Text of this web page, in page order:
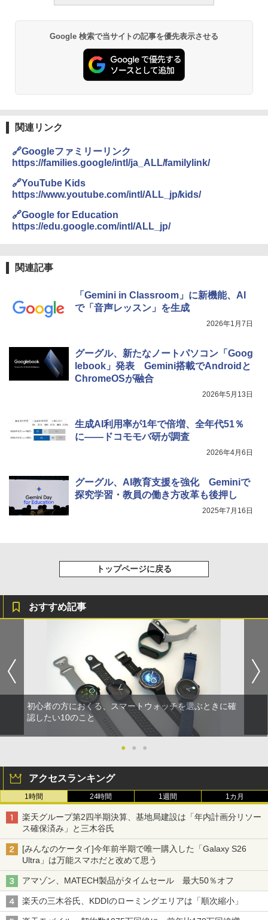
Google 検索で当サイトの記事を優先表示させる
関連リンク
🔗Googleファミリーリンク
https://families.google/intl/ja_ALL/familylink/
🔗YouTube Kids
https://www.youtube.com/intl/ALL_jp/kids/
🔗Google for Education
https://edu.google.com/intl/ALL_jp/
関連記事
「Gemini in Classroom」に新機能、AI
で「音声レッスン」を生成
2026年1月7日
グーグル、新たなノートパソコン「Goog
lebook」発表 Gemini搭載でAndroidと
ChromeOSが融合
2026年5月13日
生成AI利用率が1年で倍増、全年代51％
に――ドコモモバ研が調査
2026年4月6日
グーグル、AI教育支援を強化 Geminiで
探究学習・教員の働き方改革も後押し
2025年7月16日
トップページに戻る
おすすめ記事
初心者の方におくる、スマートウォッチを選ぶときに確
認したい10のこと
● ● ●
アクセスランキング
1時間 24時間 1週間 1カ月
楽天グループ第2四半期決算、基地局建設は「年内計画分リソー
ス確保済み」と三木谷氏
[みんなのケータイ]今年前半期で唯一購入した「Galaxy S26
Ultra」は万能スマホだと改めて思う
アマゾン、MATECH製品がタイムセール 最大50％オフ
楽天の三木谷氏、KDDIのローミングエリアは「順次縮小」